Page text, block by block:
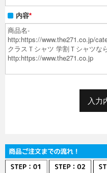
FAX用紙のダウンロード
内容*